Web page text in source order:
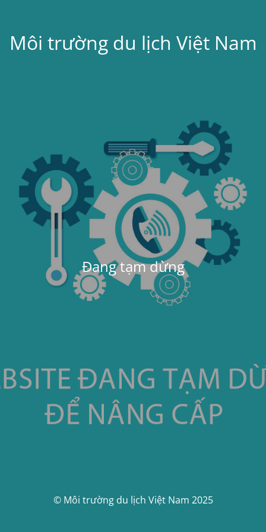
Môi trường du lịch Việt Nam
Đang tạm dừng
© Môi trường du lịch Việt Nam 2025